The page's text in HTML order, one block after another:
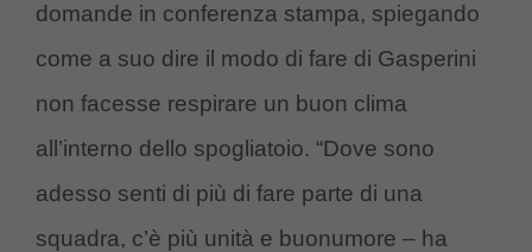
domande in conferenza stampa, spiegando
come a suo dire il modo di fare di Gasperini
non facesse respirare un buon clima
all’interno dello spogliatoio. “Dove sono
adesso senti di più di fare parte di una
squadra, c’è più unità e buonumore – ha